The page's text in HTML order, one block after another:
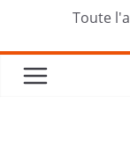
Toute